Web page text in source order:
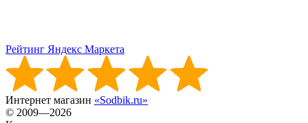
Рейтинг Яндекс Маркета
Интернет магазин «Sodbik.ru»
© 2009—2026